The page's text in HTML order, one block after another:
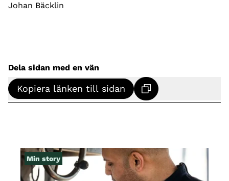
Johan Bäcklin
Dela sidan med en vän
Kopiera länken till sidan
Min story